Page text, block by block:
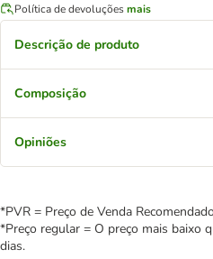
Política de devoluçõesmais
Descrição de produto
Composição
Opiniões
*PVR = Preço de Venda
*Preço regular = O preço mais baixo
dias.